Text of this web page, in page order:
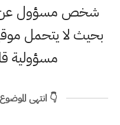
شخص مسؤول عن
بحيث لا يتحمل
مسؤولية
👇 انتهى